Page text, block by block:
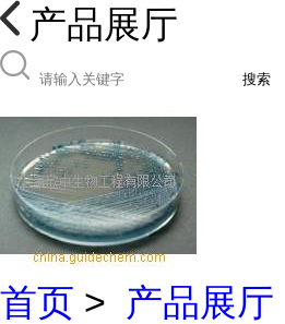
产品展厅
搜索
首页 > 产品展厅